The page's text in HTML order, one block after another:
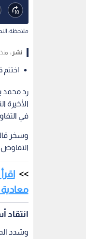
ملاحظة:
نشر :
اختتم
رد محمد
الأخيرة
في
وسخر
انتقاد
وشدد